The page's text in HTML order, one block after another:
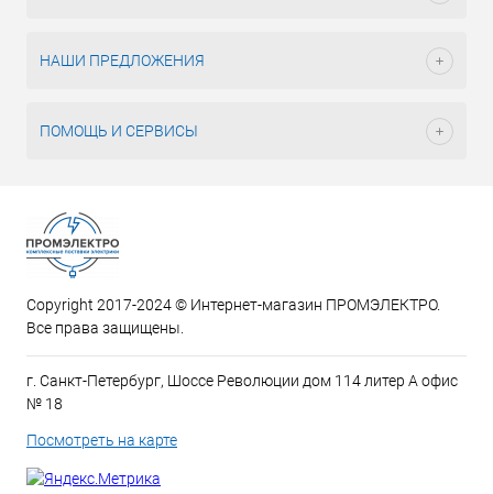
НАШИ ПРЕДЛОЖЕНИЯ
ПОМОЩЬ И СЕРВИСЫ
Copyright 2017-2024 © Интернет-магазин ПРОМЭЛЕКТРО.
Все права защищены.
г. Санкт-Петербург, Шоссе Революции дом 114 литер А офис
№ 18
Посмотреть на карте